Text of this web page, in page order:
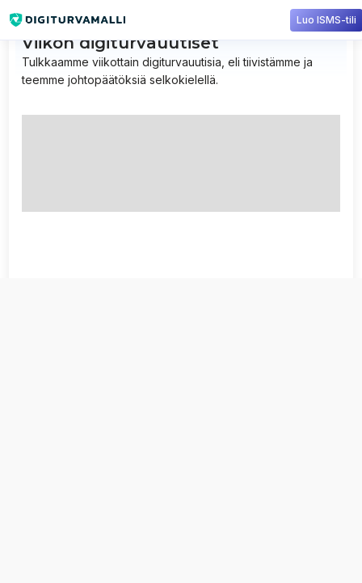
Viikon digiturvauutiset
Tulkkaamme viikottain digiturvauutisia, eli tiivistämme ja
teemme johtopäätöksiä selkokielellä.
Luo ISMS-tili